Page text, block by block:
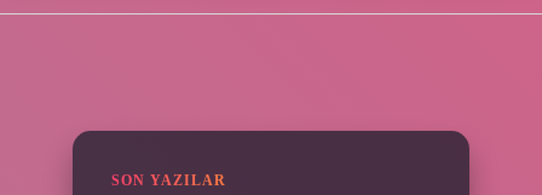
SON YAZILAR